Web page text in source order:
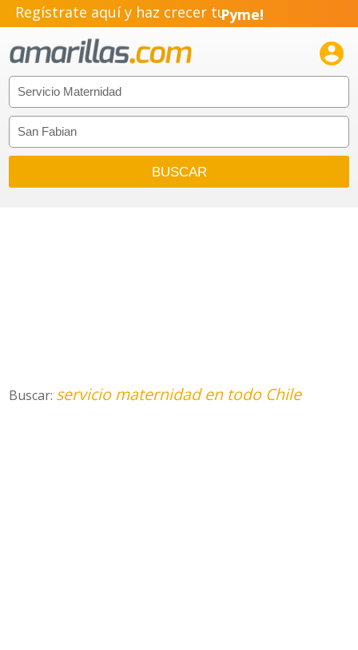
Regístrate aquí y haz crecer tuPyme!
Emprendimiento!

Buscar: servicio maternidad en todo Chile